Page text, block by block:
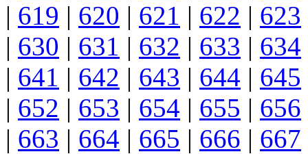
| 619 | 620 | 621 | 622 | 623
| 630 | 631 | 632 | 633 | 634
| 641 | 642 | 643 | 644 | 645
| 652 | 653 | 654 | 655 | 656
| 663 | 664 | 665 | 666 | 667